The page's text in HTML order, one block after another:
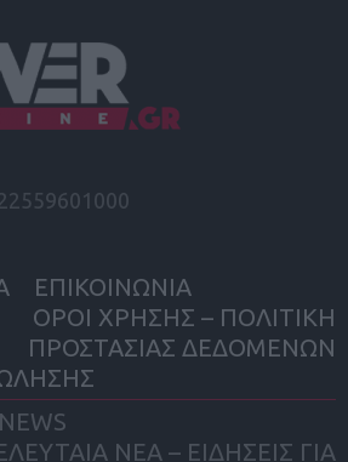
ΕΠΙΚΟΙΝΩΝΙΑ
ΟΡΟΙ ΧΡΗΣΗΣ – ΠΟΛΙΤΙΚΗ
ΠΡΟΣΤΑΣΙΑΣ ΔΕΔΟΜΕΝΩΝ
ΝΕΑ – ΕΙΔΗΣΕΙΣ ΓΙΑ